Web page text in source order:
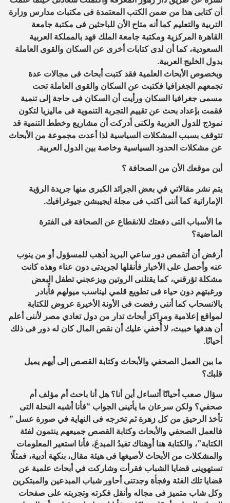
أن كتابى هذا من ضمن الكتب المعتمدة فى مكتبات مدارس وزارة
التربية والتعليم كما أنه متاح الأن للباحثين فى مكتبة جامعة
القاهرة المركزية ومكتبة جامعة الملك فهد بالمملكة العربية
السعودية، كما أن لدى كتابات أخرى عن السكان والقوى العاملة
بدول الخليج العربية.
وبخصوص الأبحاث العلمية فقد كتبت أبحاث فى مجالات عدة
تجمعهم الجغرافيا فكتبت عن السكان والقوى العاملة تحت
مسمى جغرافيا السكان ورأيت أن السكان فى حاجة إلى تنمية
فقمت بإعداد بحث عن تقييم التجربة التنموية فى ماليزيا لتكون
نموذج للدول العربية ولكنى أدركت أن مشاريع وخطط التنمية قد
تتوقف بسبب المشكلات السياسية لذا أعدت مجموعة من الأبحاث
عن مشكلات الحدود السياسية وخاصة بين الدول العربية.
أين موقعك الأن من الصحافة ؟
يتم نشر مقالاتي في بعض الجرائد الكبرى منها جريدة الرؤية
الإماراتية كما أننى أكتب فى مجلة ايجيبشن جيوغرافيك.
ما الأسباب التى دفعتك للانقطاع عن الصحافة فى الفترة
الماضية؟
أرفض أن أتقمص دور ساعي البريد أذهب للمسؤول أو من ينوب
عنه وأحصل على الأخبار فأنقلها لجريدتى دون عناء وهذه كانت
مشكلة تؤرقني، كما يقتلنى الروتين ويزعجني تطفل البعض
ورغبتهم دون حياء فى تطويع قلمي ليناسب ميولهم فأُبادر
بالانسحاب كما أننى رفضت فى الأونة الأخيرة عروض للكتابة
لمواقع إعلامية ومراكز أبحاث تدار من دول تعادي مصر لأننى أعلم
أن هدفها خبيث، لا أُخفي عليك أن نقص المال كان له دور فى ذلك
أحيانًا.
ما بين العمل الصحفي والأبحاث وكتابة القصص إلى أيهم يميل
قلبك؟
سؤال صعب أحيانًا أتساءل أين أنا؟ هل أنا باحث أم مؤلف أم
صحفي؟ ولكن سرعان ما يأتينى الجواب “فأنا أشبه النحلة التى
تأخذ الرحيق من كل زهرة ثم تخرجه فى النهاية في صورة عسل ”
فالعمل الصحفي والأبحاث وكتابة القصص جميعهم ينتمون لفئة
الكتابة”، والكتابة هنا أوهناك تفيدُ المبدعَ، فأنا استعير المعلومات
والمشكلات من الأبحاث لأصيغها فى هيئة مقال، بنكهة أدبية، فمثلًا
تستهوينى قضايا الشباب فقرأت وشاركت في أبحاث علمية عن
قضايا تلك الفئة وفجأة وجدتنى أحاور شباب المبدعين والمبتكرين
وكل شاب متميز فى مجاله وأنقل فكرته وتجربته على صفحات